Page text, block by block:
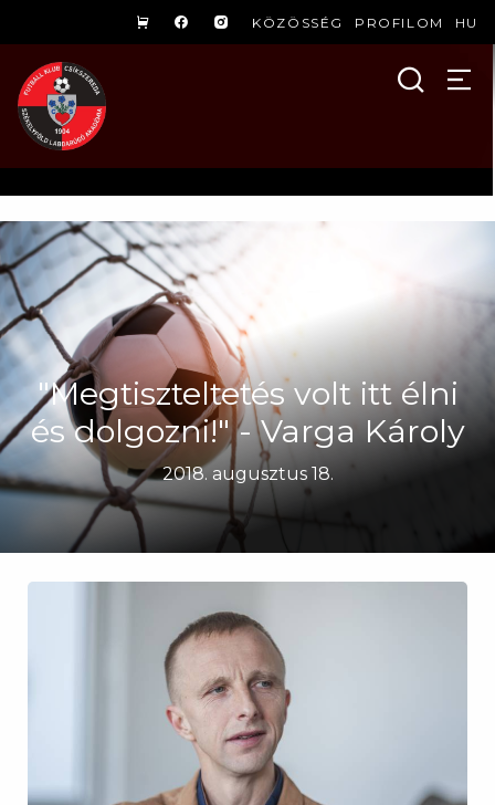
KÖZÖSSÉG PROFILOM HU
"Megtiszteltetés volt itt élni
és dolgozni!" - Varga Károly
2018. augusztus 18.